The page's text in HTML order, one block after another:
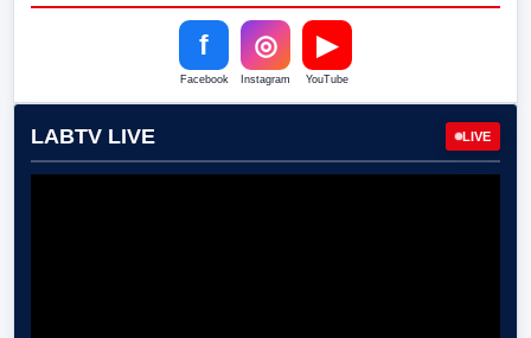
f
Facebook
◎
Instagram
▶
YouTube
LABTV LIVE LIVE